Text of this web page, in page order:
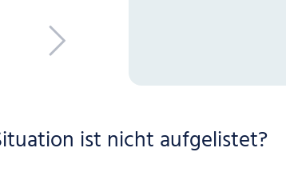
ist nicht aufgelistet?